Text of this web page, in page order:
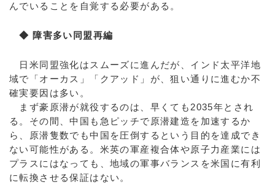
んでいることを自覚する必要がある。
◆ 障害多い同盟再編
日米同盟強化はスムーズに進んだが、インド太平洋地
域で「オーカス」「クアッド」が、狙い通りに進むか不
確実要因は多い。
まず豪原潜が就役するのは、早くても2035年とされ
る。その間、中国も急ピッチで原潜建造を加速するか
ら、原潜隻数でも中国を圧倒するという目的を達成でき
ない可能性がある。米英の軍産複合体や原子力産業には
プラスにはなっても、地域の軍事バランスを米国に有利
に転換させる保証はない。